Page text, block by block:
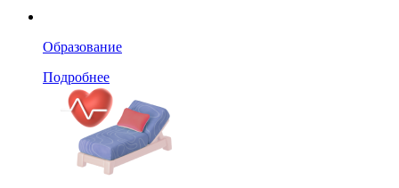
Образование
Подробнее